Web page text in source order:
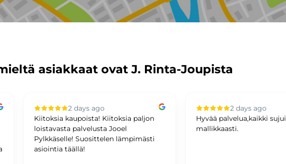
asiakkaat ovat J. Rinta-Joupista
2 days ago
Kiitoksia kaupoista! Kiitoksia paljon
loistavasta palvelusta Jooel
Pylkkäselle! Suosittelen lämpimästi
asiointia täällä!
2 days ago
Hyvää palvelua,kaikki sujui
mallikkaasti.